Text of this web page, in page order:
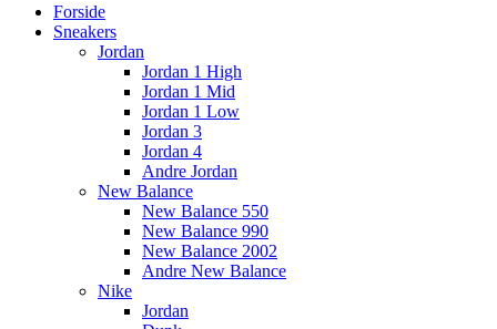
Forside
Sneakers
Jordan
Jordan 1 High
Jordan 1 Mid
Jordan 1 Low
Jordan 3
Jordan 4
Andre Jordan
New Balance
New Balance 550
New Balance 990
New Balance 2002
Andre New Balance
Nike
Jordan